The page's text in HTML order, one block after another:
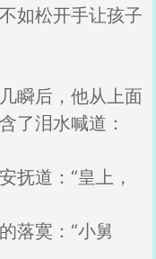
如松开手让孩子
瞬后，他从上面
了泪水喊道：
抚道：“皇上，
落寞：“小舅